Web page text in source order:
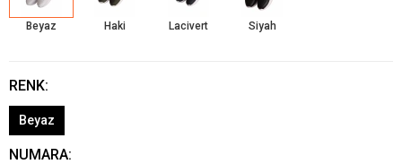
Beyaz Haki Lacivert Siyah
RENK:
Beyaz
NUMARA: